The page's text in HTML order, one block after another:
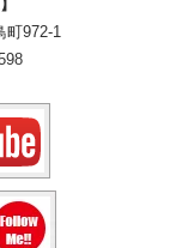
町972-1